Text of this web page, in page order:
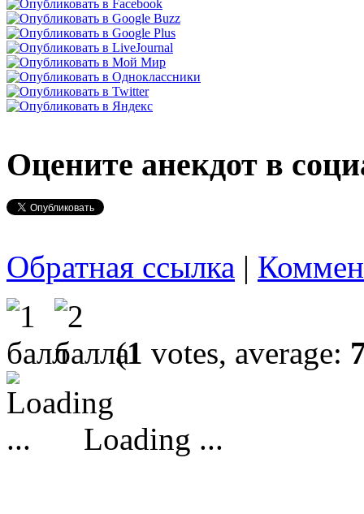
Оцените анекдот в
Обратная ссылка |
(1 votes, average:
Loading ...